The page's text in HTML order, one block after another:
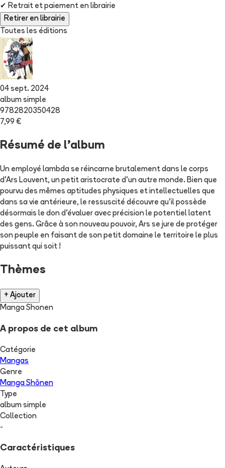
✔ Retrait et paiement en librairie
Retirer en librairie
Toutes les éditions
04 sept. 2024
album simple
9782820350428
7,99 €
Résumé de l'album
Un employé lambda se réincarne brutalement dans le corps
d'Ars Louvent, un petit aristocrate d'un autre monde. Bien que
pourvu des mêmes aptitudes physiques et intellectuelles que
dans sa vie antérieure, le ressuscité découvre qu’il possède
désormais le don d'évaluer avec précision le potentiel latent
des gens. Grâce à son nouveau pouvoir, Ars se jure de protéger
son peuple en faisant de son petit domaine le territoire le plus
puissant qui soit !
Thèmes
+ Ajouter
Manga Shonen
A propos de cet album
Catégorie
Mangas
Genre
Manga Shōnen
Type
album simple
Collection
-
Caractéristiques